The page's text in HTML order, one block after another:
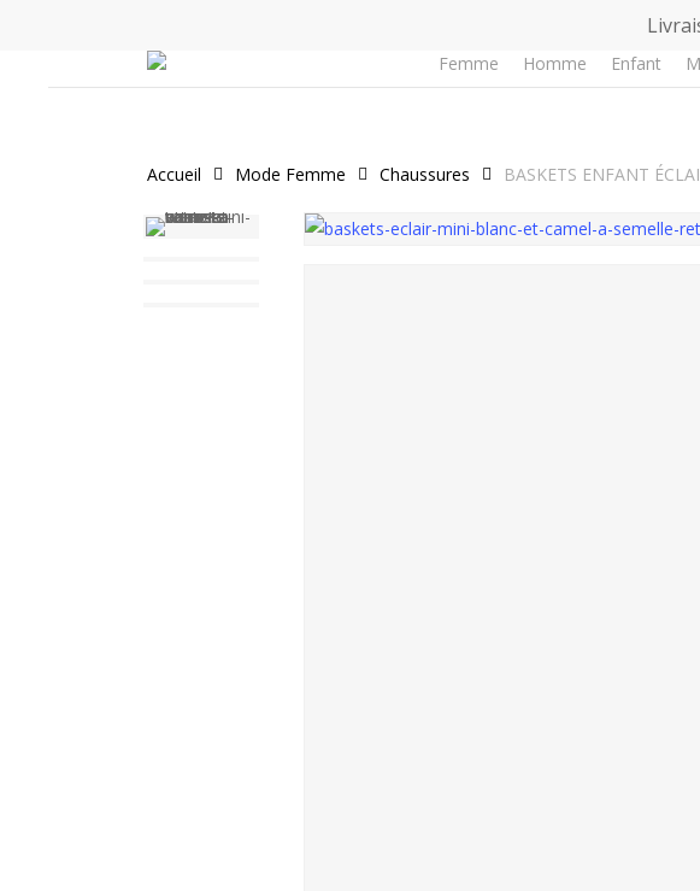
Femme Homme Enfant
Accueil Mode Femme Chaussures BASKETS ENFANT